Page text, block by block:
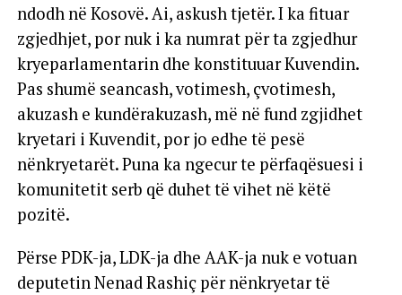
ndodh në Kosovë. Ai, askush tjetër. I ka fituar
zgjedhjet, por nuk i ka numrat për ta zgjedhur
kryeparlamentarin dhe konstituuar Kuvendin.
Pas shumë seancash, votimesh, çvotimesh,
akuzash e kundërakuzash, më në fund zgjidhet
kryetari i Kuvendit, por jo edhe të pesë
nënkryetarët. Puna ka ngecur te përfaqësuesi i
komunitetit serb që duhet të vihet në këtë
pozitë.
Përse PDK-ja, LDK-ja dhe AAK-ja nuk e votuan
deputetin Nenad Rashiç për nënkryetar të